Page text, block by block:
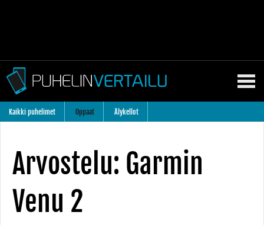
Kaikki puhelimet Oppaat Älykellot
Arvostelu: Garmin
Venu 2